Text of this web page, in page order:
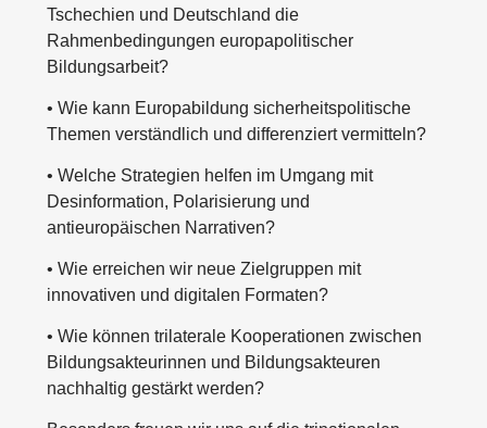
Tschechien und Deutschland die
Rahmenbedingungen europapolitischer
Bildungsarbeit?
• Wie kann Europabildung sicherheitspolitische
Themen verständlich und differenziert vermitteln?
• Welche Strategien helfen im Umgang mit
Desinformation, Polarisierung und
antieuropäischen Narrativen?
• Wie erreichen wir neue Zielgruppen mit
innovativen und digitalen Formaten?
• Wie können trilaterale Kooperationen zwischen
Bildungsakteurinnen und Bildungsakteuren
nachhaltig gestärkt werden?